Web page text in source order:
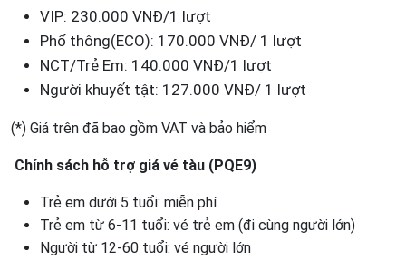
VIP: 230.000 VNĐ/1 lượt
Phổ thông(ECO): 170.000 VNĐ/ 1 lượt
NCT/Trẻ Em: 140.000 VNĐ/1 lượt
Người khuyết tật: 127.000 VNĐ/ 1 lượt
(*) Giá trên đã bao gồm VAT và bảo hiểm
Chính sách hỗ trợ giá vé tàu (PQE9)
Trẻ em dưới 5 tuổi: miễn phí
Trẻ em từ 6-11 tuổi: vé trẻ em (đi cùng người lớn)
Người từ 12-60 tuổi: vé người lớn